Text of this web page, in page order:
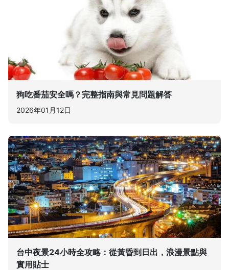
狗吃番茄安全嗎？完整指南與常見問題解答
2026年01月12日
台中夜景24小時全攻略：從黃昏到日出，浪漫景點與
實用貼士